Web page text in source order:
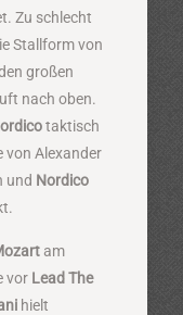
Zu schlecht
Stallform von
großen
nach oben.
taktisch
von Alexander
und Nordico
am
vor Lead The
hielt